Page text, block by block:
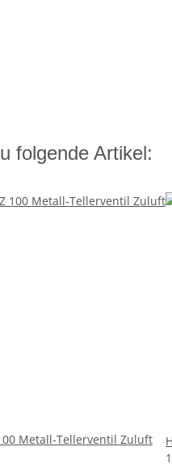
folgende Artikel:
Metall-Tellerventil Zuluft